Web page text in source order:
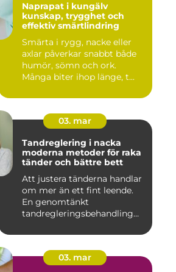
Naprapat i kungälv
kunskap, trygghet och
effektiv smärtlindring
Smärta i rygg, nacke eller
axlar påverkar snabbt både
humör, sömn och ork.
Många biter ihop länge, t...
03. mar
Tandreglering i nacka
moderna metoder för raka
tänder och bättre bett
Att justera tänderna handlar
om mer än ett fint leende.
En genomtänkt
tandregleringsbehandling
03. mar